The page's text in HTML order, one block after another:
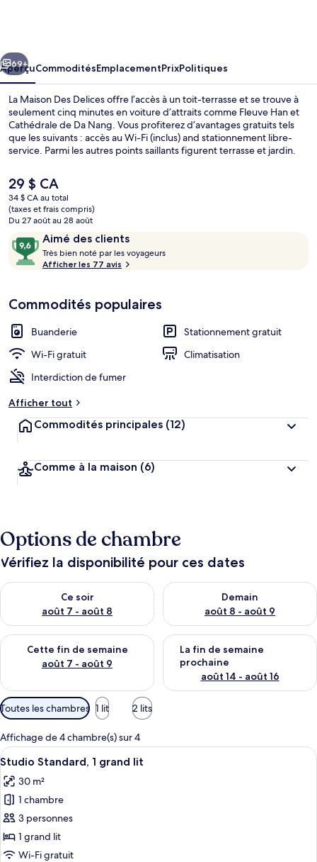
Delices
Suivant
69+
AperçuCommoditésEmplacementPrixPolitiques
La Maison Des Delices offre l’accès à un toit-terrasse et se trouve à
seulement cinq minutes en voiture d’attraits comme Fleuve Han et
Cathédrale de Da Nang. Vous profiterez d’avantages gratuits tels
que les suivants : accès au Wi-Fi (inclus) and stationnement libre-
service. Parmi les autres points saillants figurent terrasse et jardin.
Le
prix
actuel
est
de 29 $ CA
29 $ CA
34 $ CA au total
(taxes et frais compris)
Du 27 août au 28 août
Avis Aimé des clients
9,6
sur
10,
clients
Très bien noté par les voyageurs
i
e
n
é
v
o
y
a
u
r
Afficher les 77 avis
Commodités populaires
Buanderie
Stationnement gratuit
Wi-Fi gratuit
Climatisation
Interdiction de fumer
Afficher tout
Commodités principales (12)
Comme à la maison (6)
Options de chambre
Vérifiez la disponibilité pour ces dates
Ce soir
août 7 - août 8
Vérifier la disponibilité pour ce soir août 7 - août 8
Demain
août 8 - août 9
Vérifier la disponibilité pour
Cette fin de semaine
août 7 - août 9
Vérifier la disponibilité pour cette fin de semaine août 7 -
La fin de semaine
prochaine
août 14 - août 16
Vérifier la disponibilité pour
Filtres
disponibles
pour
les
chambres
Toutes les chambres 1 lit 2 lits
Affichage de 4 chambre(s) sur 4
Afficher
toutes
les
photos
pour
ce
type
Studio Standard, 1 grand lit | Bureau,
6
Studio Standard, 1 grand lit
30 m²
1 chambre
3 personnes
1 grand lit
Wi-Fi gratuit